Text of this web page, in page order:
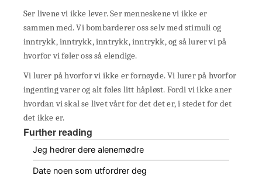
Ser livene vi ikke lever. Ser menneskene vi ikke er
sammen med. Vi bombarderer oss selv med stimuli og
inntrykk, inntrykk, inntrykk, inntrykk, og så lurer vi på
hvorfor vi føler oss så elendige.
Vi lurer på hvorfor vi ikke er fornøyde. Vi lurer på hvorfor
ingenting varer og alt føles litt håpløst. Fordi vi ikke aner
hvordan vi skal se livet vårt for det det er, i stedet for det
det ikke er.
Further reading
Jeg hedrer dere alenemødre
Date noen som utfordrer deg